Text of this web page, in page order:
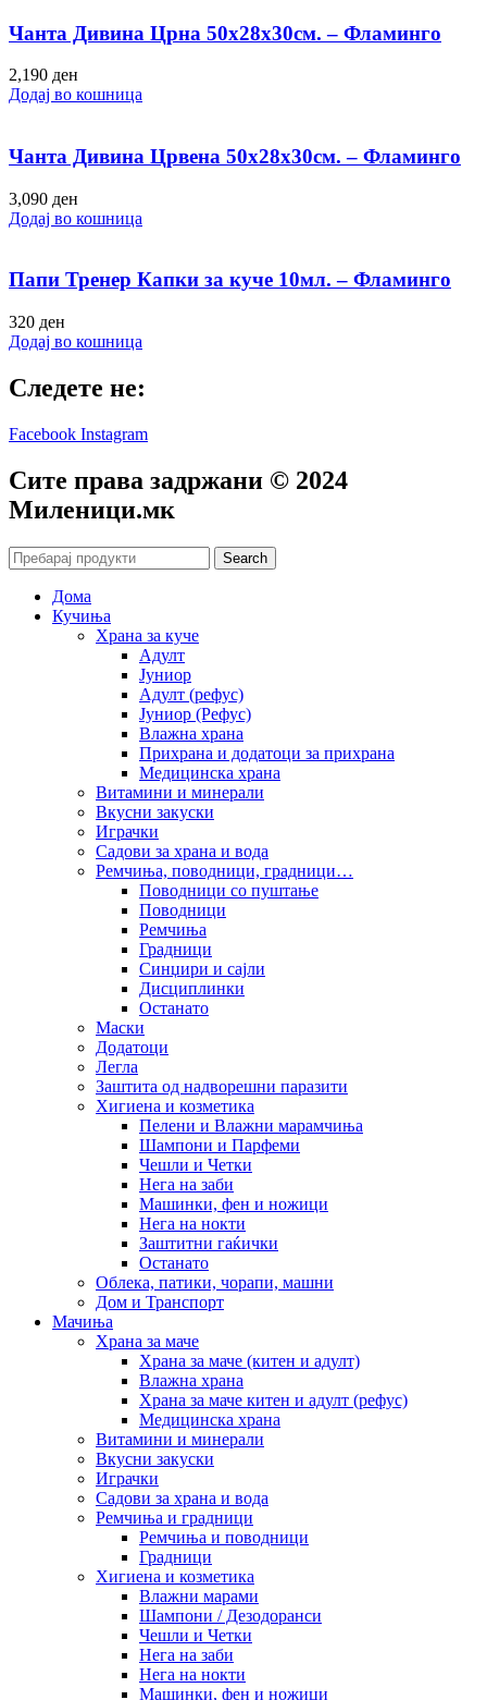
Чанта Дивина Црна 50х28х30см. – Фламинго
2,190 ден
Додај во кошница
Чанта Дивина Црвена 50х28х30см. – Фламинго
3,090 ден
Додај во кошница
Папи Тренер Капки за куче 10мл. – Фламинго
320 ден
Додај во кошница
Следете не:
Facebook Instagram
Сите права задржани © 2024
Mиленици.мк
Search
Дома
Кучиња
Храна за куче
Адулт
Јуниор
Адулт (рефус)
Јуниор (Рефус)
Влажна храна
Прихрана и додатоци за прихрана
Медицинска храна
Витамини и минерали
Вкусни закуски
Играчки
Садови за храна и вода
Ремчиња, поводници, градници…
Поводници со пуштање
Поводници
Ремчиња
Градници
Синџири и сајли
Дисциплинки
Останато
Маски
Додатоци
Легла
Заштита од надворешни паразити
Хигиена и козметика
Пелени и Влажни марамчиња
Шампони и Парфеми
Чешли и Четки
Нега на заби
Машинки, фен и ножици
Нега на нокти
Заштитни гаќички
Останато
Облека, патики, чорапи, машни
Дом и Транспорт
Мачиња
Храна за маче
Храна за маче (китен и адулт)
Влажна храна
Храна за маче китен и адулт (рефус)
Медицинска храна
Витамини и минерали
Вкусни закуски
Играчки
Садови за храна и вода
Ремчиња и градници
Ремчиња и поводници
Градници
Хигиена и козметика
Влажни марами
Шампони / Дезодоранси
Чешли и Четки
Нега на заби
Нега на нокти
Машинки, фен и ножици